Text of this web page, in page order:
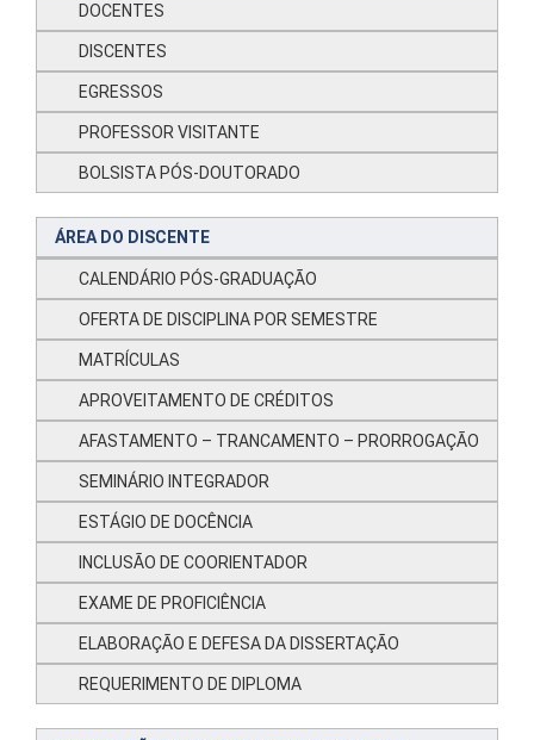
DOCENTES
DISCENTES
EGRESSOS
PROFESSOR VISITANTE
BOLSISTA PÓS-DOUTORADO
ÁREA DO DISCENTE
CALENDÁRIO PÓS-GRADUAÇÃO
OFERTA DE DISCIPLINA POR SEMESTRE
MATRÍCULAS
APROVEITAMENTO DE CRÉDITOS
AFASTAMENTO – TRANCAMENTO – PRORROGAÇÃO
SEMINÁRIO INTEGRADOR
ESTÁGIO DE DOCÊNCIA
INCLUSÃO DE COORIENTADOR
EXAME DE PROFICIÊNCIA
ELABORAÇÃO E DEFESA DA DISSERTAÇÃO
REQUERIMENTO DE DIPLOMA